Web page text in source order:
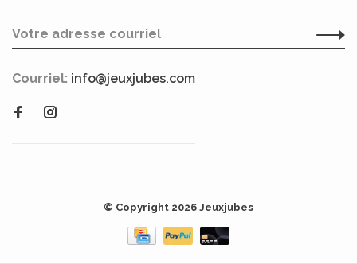
Courriel: info@jeuxjubes.com
© Copyright 2026 Jeuxjubes